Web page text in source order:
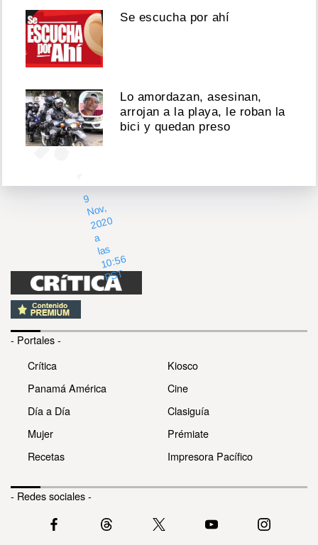
Ver
esta
en
Instagram
9
N
ov,
2
0
2
0
a
l
as
1
0:
5
6
P
S
T
Se escucha por ahí
Lo amordazan, asesinan,
arrojan a la playa, le roban la
bici y quedan preso
- Portales -
Crítica
Panamá América
Día a Día
Mujer
Recetas
Kiosco
Cine
Clasiguía
Prémiate
Impresora Pacífico
- Redes sociales -